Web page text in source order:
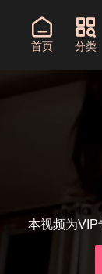
首页 分类
本视频为VIP